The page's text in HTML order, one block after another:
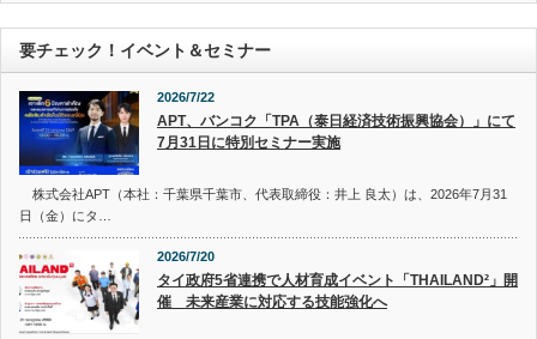
要チェック！イベント＆セミナー
2026/7/22
APT、バンコク「TPA（泰日経済技術振興協会）」にて
7月31日に特別セミナー実施
株式会社APT（本社：千葉県千葉市、代表取締役：井上 良太）は、2026年7月31
日（金）にタ…
2026/7/20
タイ政府5省連携で人材育成イベント「THAILAND²」開
催 未来産業に対応する技能強化へ